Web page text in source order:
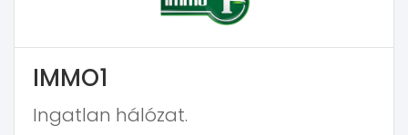
IMMO1
Ingatlan hálózat.